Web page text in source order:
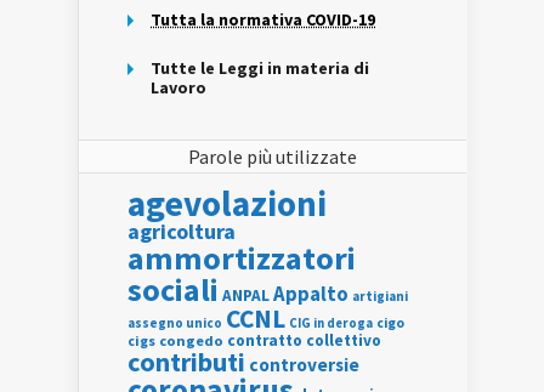
Tutta la normativa COVID-19
Tutte le Leggi in materia di
Lavoro
Parole più utilizzate
agevolazioni
agricoltura
ammortizzatori
sociali ANPALAppalto artigiani
assegno unico CCNL CIG in deroga cigo
cigs congedo contratto collettivo
contributi controversie